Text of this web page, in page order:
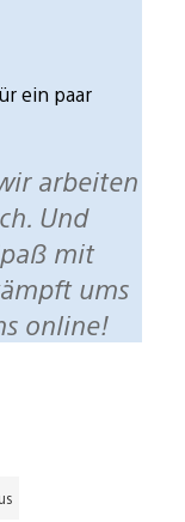
ein paar
Und
mit
ums
online!